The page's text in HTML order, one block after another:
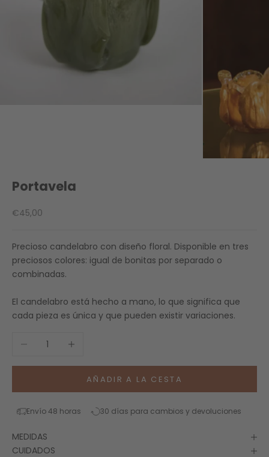
Portavela
Precio de oferta
€45,00
Precioso candelabro con diseño floral. Disponible en tres
preciosos colores: igual de bonitas por separado o
combinadas.
El candelabro está hecho a mano, lo que significa que
cada pieza es única y que pueden existir variaciones.
Reducir cantidadAumentar cantidad
AÑADIR A LA CESTA
Envío 48 horas 30 días para cambios y devoluciones
MEDIDAS
CUIDADOS